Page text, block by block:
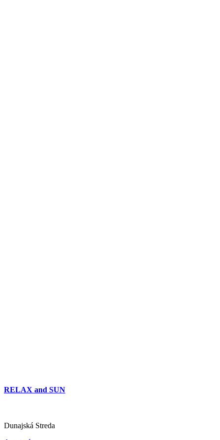
RELAX and SUN
Dunajská Streda